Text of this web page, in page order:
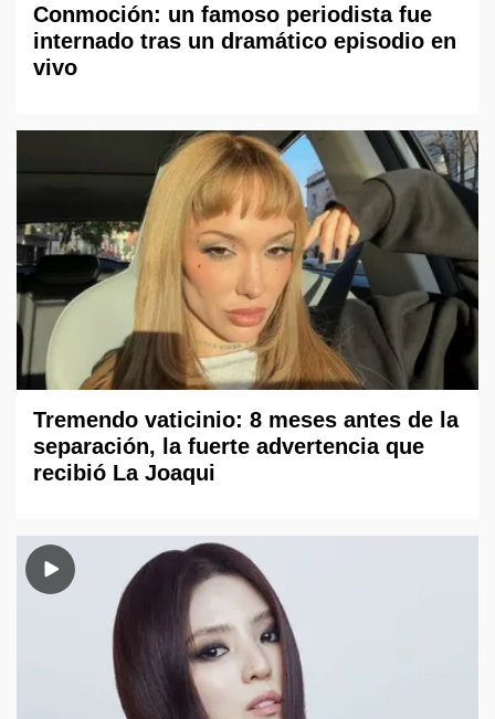
Conmoción: un famoso periodista fue
internado tras un dramático episodio en
vivo
Tremendo vaticinio: 8 meses antes de la
separación, la fuerte advertencia que
recibió La Joaqui